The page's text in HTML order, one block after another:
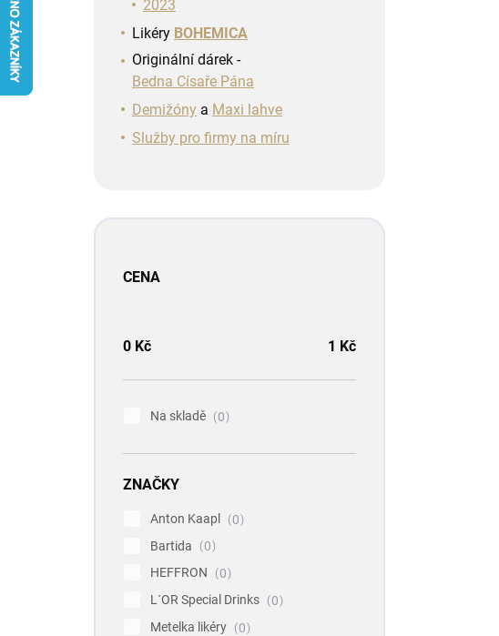
2023
Likéry BOHEMICA
Originální dárek -
Bedna Císaře Pána
Demižóny a Maxi lahve
Služby pro firmy na míru
CENA
0 Kč 1 Kč
Na skladě 0
ZNAČKY
Anton Kaapl
0
Bartida
0
HEFFRON
0
L´OR Special Drinks
0
Metelka likéry
0